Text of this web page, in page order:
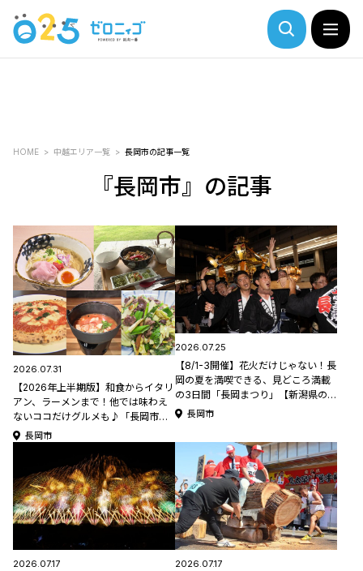
HOME 中越エリア一覧 長岡市の記事一覧
『長岡市』の記事
2026.07.31
【2026年上半期版】和食からイタリ
アン、ラーメンまで！他では味わえ
ないココだけグルメも♪「長岡市の
ランチ名店5選」
長岡市
2026.07.25
【8/1-3開催】花火だけじゃない！長
岡の夏を満喫できる、見どころ満載
の3日間「長岡まつり」【新潟県の夏
祭り特集2026】
長岡市
2026.07.17 2026.07.17